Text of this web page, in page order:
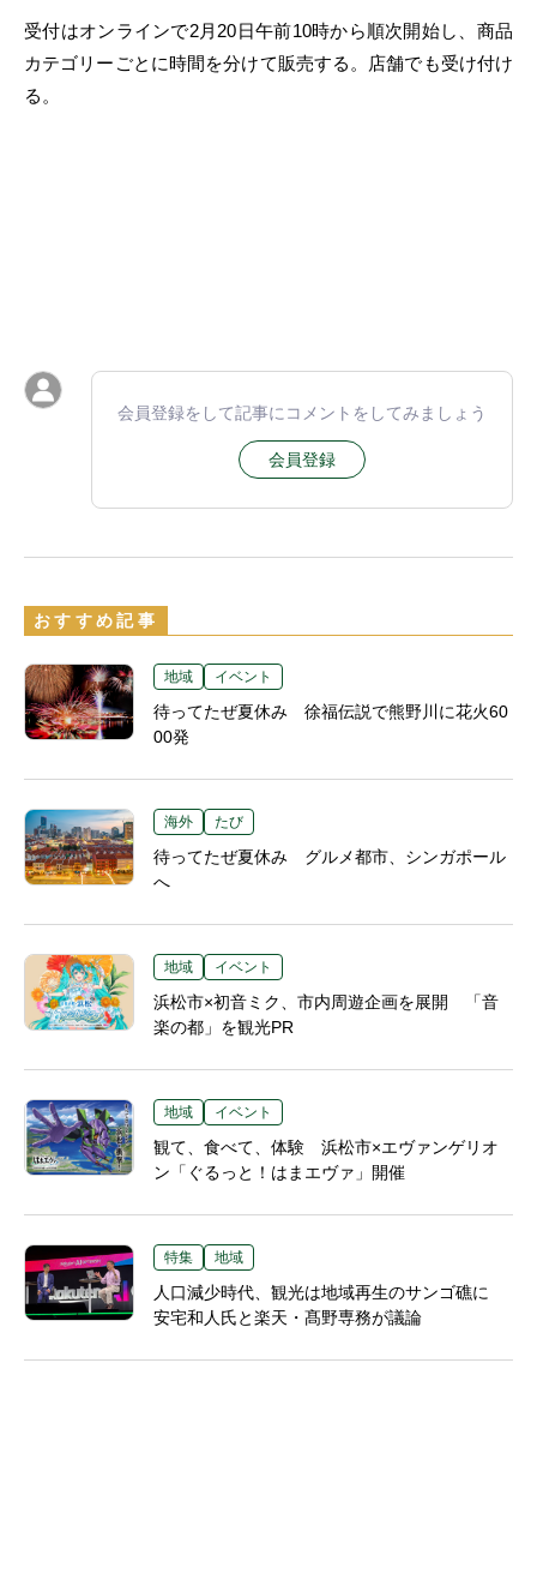
受付はオンラインで2月20日午前10時から順次開始し、商品
カテゴリーごとに時間を分けて販売する。店舗でも受け付け
る。
会員登録をして記事にコメントをしてみましょう
会員登録
おすすめ記事
地域 イベント
待ってたぜ夏休み 徐福伝説で熊野川に花火60
00発
海外 たび
待ってたぜ夏休み グルメ都市、シンガポール
へ
地域 イベント
浜松市×初音ミク、市内周遊企画を展開 「音
楽の都」を観光PR
地域 イベント
観て、食べて、体験 浜松市×エヴァンゲリオ
ン「ぐるっと！はまエヴァ」開催
特集 地域
人口減少時代、観光は地域再生のサンゴ礁に
安宅和人氏と楽天・髙野専務が議論